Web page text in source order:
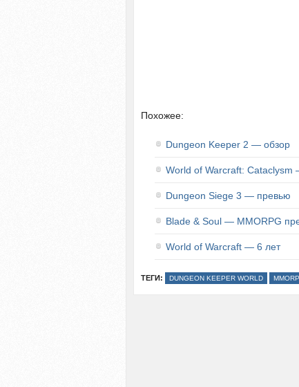
Похожее:
Dungeon Keeper 2 — обзор
World of Warcraft: Cataclysm
Dungeon Siege 3 — превью
Blade & Soul — MMORPG
World of Warcraft — 6 лет
ТЕГИ: DUNGEON KEEPER WORLD